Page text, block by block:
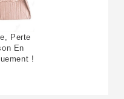
Perte
En
!